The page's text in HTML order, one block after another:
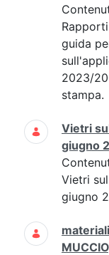
guida
2023/
stampa.
Vietri
giugno
Vietri
giugno